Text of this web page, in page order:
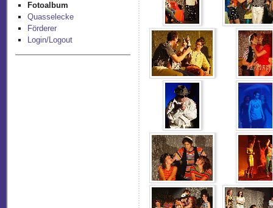
Fotoalbum
Quasselecke
Förderer
Login/Logout